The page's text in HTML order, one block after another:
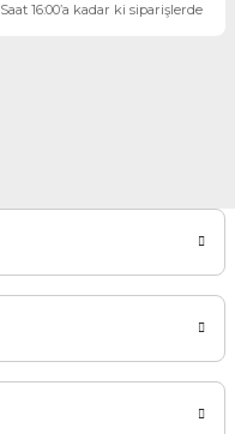
Saat 16:00’a kadar ki siparişlerde